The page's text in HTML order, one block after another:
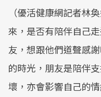
（優活健康網記者林
來，是否有陪伴自己
友，想跟他們道聲感
的時光，朋友是陪伴
壞，亦會影響自己的情